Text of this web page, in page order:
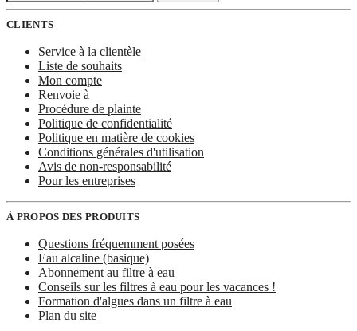
:
CLIENTS
Service à la clientèle
Liste de souhaits
Mon compte
Renvoie à
Procédure de plainte
Politique de confidentialité
Politique en matière de cookies
Conditions générales d'utilisation
Avis de non-responsabilité
Pour les entreprises
À PROPOS DES PRODUITS
Questions fréquemment posées
Eau alcaline (basique)
Abonnement au filtre à eau
Conseils sur les filtres à eau pour les vacances !
Formation d'algues dans un filtre à eau
Plan du site